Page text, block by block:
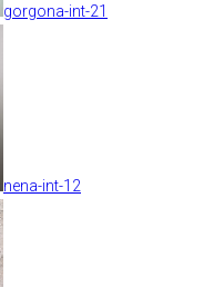
gorgona-int-21
nena-int-12